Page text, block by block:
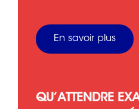
En savoir plus
QU’ATTENDRE